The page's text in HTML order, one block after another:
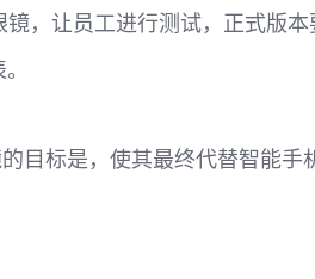
，让员工进行测试，正式版
目标是，使其最终代替智能